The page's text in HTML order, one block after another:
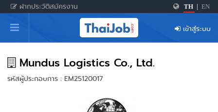
ฝากประวัติสมัครงาน TH EN
หน้าหลัก
ผู้สมัครงาน: เข้าสู่ระบบ
ฝากประวัติสมัครงาน
เกร็ดความรู้
เข้าสู่ระบบ
Mundus Logistics Co., Ltd.
รหัสผู้ประกอบการ : EM25120017